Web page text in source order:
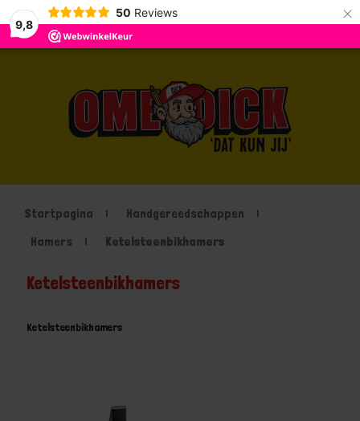
9,8
50 Reviews ×
Startpagina
Handgereedschappen
Hamers
Ketelsteenbikhamers
Ketelsteenbikhamers
Ketelsteenbikhamers